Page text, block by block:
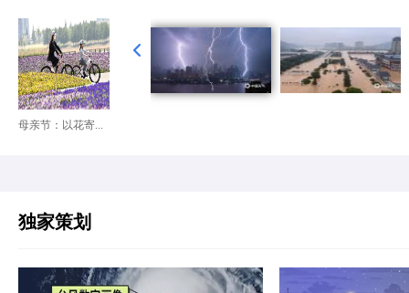
母亲节：以花寄...
独家策划